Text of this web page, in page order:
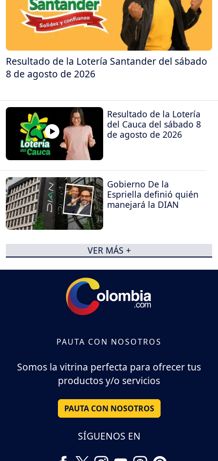
Resultado de la Lotería Santander del sábado
8 de agosto de 2026
Resultado de la Lotería
del Cauca del sábado 8
de agosto de 2026
Gobierno De la
Espriella definió quién
manejará la DIAN
VER MÁS +
PAUTA CON NOSOTROS
Somos la vitrina perfecta para ofrecer tus
productos y/o servicios
PAUTA CON NOSOTROS
SÍGUENOS EN